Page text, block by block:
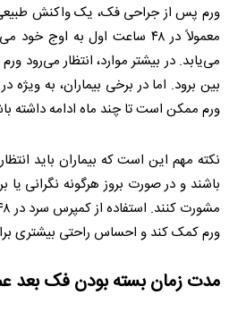
ورم پس از جراحی فک، یک واکنش
معمولاً در ۴۸ ساعت اول به
بین برود. اما در برخی بیماران، به ویژه
ورم ممکن است تا چند ماه ادامه داشته
نکته مهم این است که بیماران باید
باشند و در صورت بروز هرگونه نگرانی
ورم کمک کند و احساس راحتی بیشتری
مدت زمان بسته بودن فک بعد